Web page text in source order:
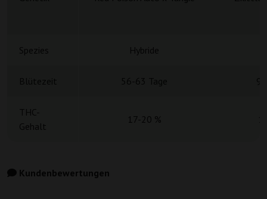
Spezies Hybride
THC-
Gehalt
17-20 %
Kundenbewertungen